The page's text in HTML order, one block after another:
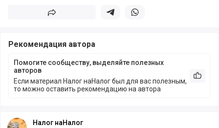
Поделиться Поделиться в телеграм
Поделиться в whatsapp
Рекомендация автора
Помогите сообществу, выделяйте полезных
авторов
Если материал Налог наНалог был для вас полезным,
то можно оставить рекомендацию на автора
Налог наНалог